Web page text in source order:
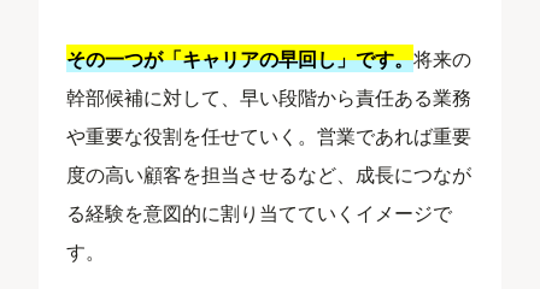
その一つが「キャリアの早回し」です。将来の
幹部候補に対して、早い段階から責任ある業務
や重要な役割を任せていく。営業であれば重要
度の高い顧客を担当させるなど、成長につなが
る経験を意図的に割り当てていくイメージで
す。